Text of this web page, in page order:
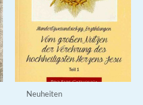
Neuheiten